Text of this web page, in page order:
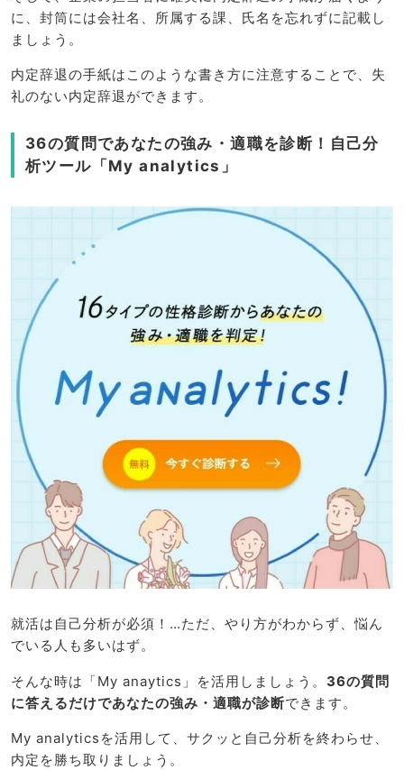
に、封筒には会社名、所属する課、氏名を忘れずに記載し
ましょう。
内定辞退の手紙はこのような書き方に注意することで、失
礼のない内定辞退ができます。
36の質問であなたの強み・適職を診断！自己分
析ツール「My analytics」
就活は自己分析が必須！…ただ、やり方がわからず、悩ん
でいる人も多いはず。
そんな時は「My anaytics」を活用しましょう。 36の質問
に答えるだけであなたの強み・適職が診断できます。
My analyticsを活用して、サクッと自己分析を終わらせ、
内定を勝ち取りましょう。